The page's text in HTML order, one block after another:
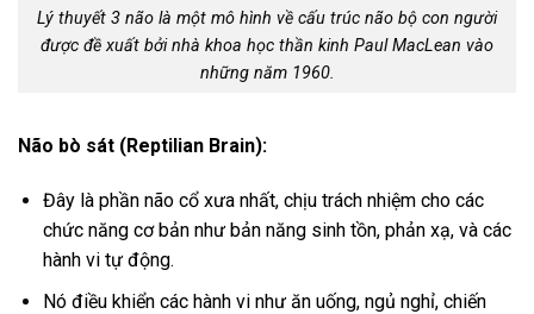
Lý thuyết 3 não là một mô hình về cấu trúc não bộ con người
được đề xuất bởi nhà khoa học thần kinh Paul MacLean vào
những năm 1960.
Não bò sát (Reptilian Brain):
Đây là phần não cổ xưa nhất, chịu trách nhiệm cho các
chức năng cơ bản như bản năng sinh tồn, phản xạ, và các
hành vi tự động.
Nó điều khiển các hành vi như ăn uống, ngủ nghỉ, chiến